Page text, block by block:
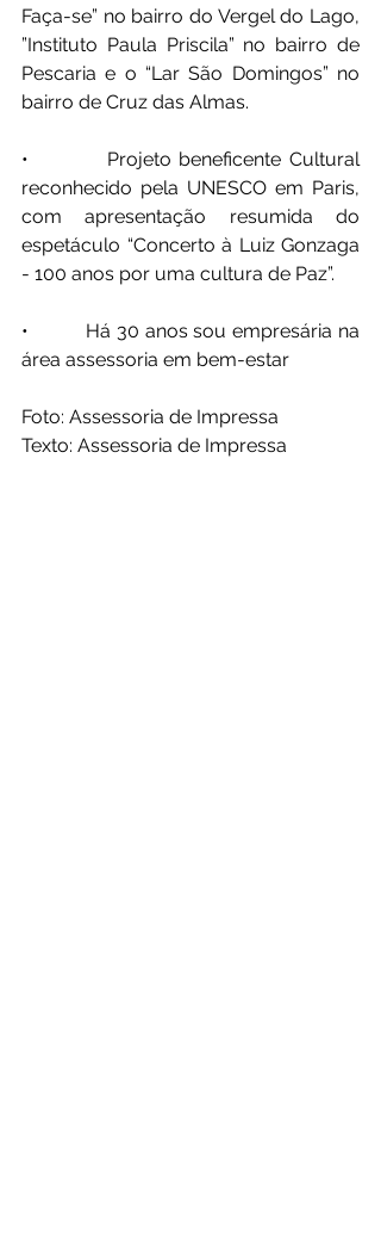
Faça-se” no bairro do Vergel do Lago,
”Instituto Paula Priscila” no bairro de
Pescaria e o “Lar São Domingos” no
bairro de Cruz das Almas.
•          Projeto beneficente Cultural
reconhecido pela UNESCO em Paris,
com apresentação resumida do
espetáculo “Concerto à Luiz Gonzaga
- 100 anos por uma cultura de Paz”.
•          Há 30 anos sou empresária na
área assessoria em bem-estar
Foto: Assessoria de Impressa
Texto: Assessoria de Impressa